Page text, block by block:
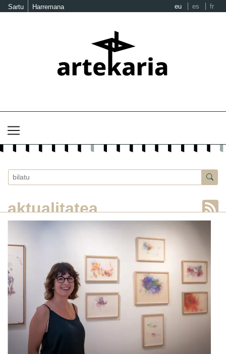
Sartu Harremana eu es fr
aktualitatea